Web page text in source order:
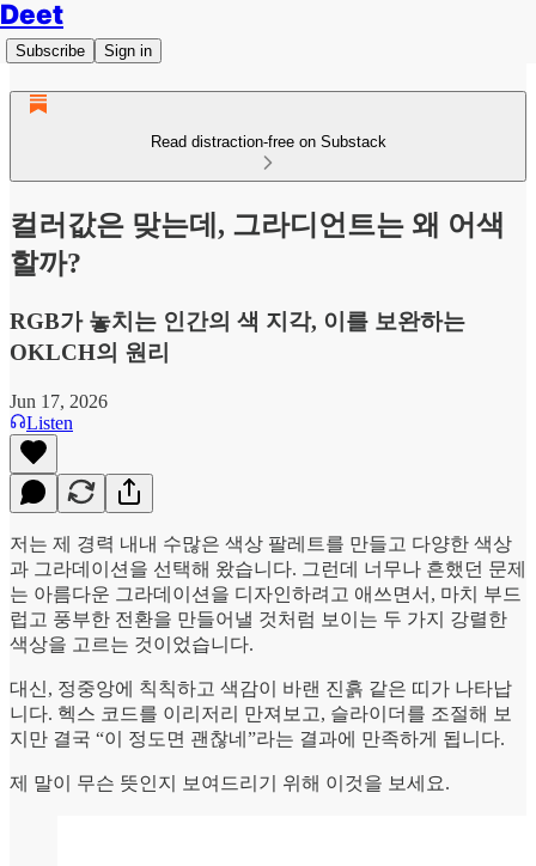
Deet
Subscribe Sign in
Read distraction-free on Substack
컬러값은 맞는데, 그라디언트는 왜 어색
할까?
RGB가 놓치는 인간의 색 지각, 이를 보완하는
OKLCH의 원리
Jun 17, 2026
Listen
저는 제 경력 내내 수많은 색상 팔레트를 만들고 다양한 색상
과 그라데이션을 선택해 왔습니다. 그런데 너무나 흔했던 문제
는 아름다운 그라데이션을 디자인하려고 애쓰면서, 마치 부드
럽고 풍부한 전환을 만들어낼 것처럼 보이는 두 가지 강렬한
색상을 고르는 것이었습니다.
대신, 정중앙에 칙칙하고 색감이 바랜 진흙 같은 띠가 나타납
니다. 헥스 코드를 이리저리 만져보고, 슬라이더를 조절해 보
지만 결국 “이 정도면 괜찮네”라는 결과에 만족하게 됩니다.
제 말이 무슨 뜻인지 보여드리기 위해 이것을 보세요.